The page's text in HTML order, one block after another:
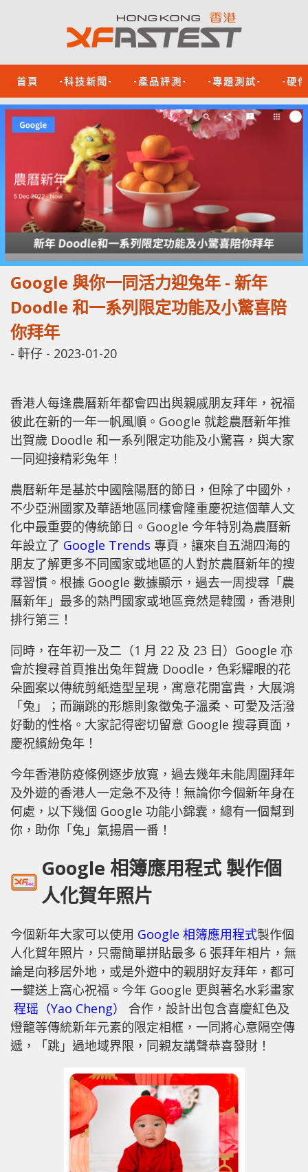
首頁 -科技新聞- -產品評測- -專題測試- -硬
Google 與你一同活力迎兔年 - 新年
Doodle 和一系列限定功能及小驚喜陪
你拜年
- 軒仔 - 2023-01-20
香港人每逢農曆新年都會四出與親戚朋友拜年，祝福
彼此在新的一年一帆風順。Google 就趁農曆新年推
出賀歲 Doodle 和一系列限定功能及小驚喜，與大家
一同迎接精彩兔年！
農曆新年是基於中國陰陽曆的節日，但除了中國外，
不少亞洲國家及華語地區同樣會隆重慶祝這個華人文
化中最重要的傳統節日。Google 今年特別為農曆新
年設立了 Google Trends 專頁，讓來自五湖四海的
朋友了解更多不同國家或地區的人對於農曆新年的搜
尋習慣。根據 Google 數據顯示，過去一周搜尋「農
曆新年」最多的熱門國家或地區竟然是韓國，香港則
排行第三！
同時，在年初一及二（1 月 22 及 23 日）Google 亦
會於搜尋首頁推出兔年賀歲 Doodle，色彩耀眼的花
朵圖案以傳統剪紙造型呈現，寓意花開富貴，大展鴻
「兔」；而蹦跳的形態則象徵兔子溫柔、可愛及活潑
好動的性格。大家記得密切留意 Google 搜尋頁面，
慶祝繽紛兔年！
今年香港防疫條例逐步放寬，過去幾年未能周圍拜年
及外遊的香港人一定急不及待！無論你今個新年身在
何處，以下幾個 Google 功能小錦囊，總有一個幫到
你，助你「兔」氣揚眉一番！
Google 相簿應用程式 製作個
人化賀年照片
今個新年大家可以使用 Google 相簿應用程式製作個
人化賀年照片，只需簡單拼貼最多 6 張拜年相片，無
論是向移居外地，或是外遊中的親朋好友拜年，都可
一鍵送上窩心祝福。今年 Google 更與著名水彩畫家
程瑶（Yao Cheng）
合作，設計出包含喜慶紅色及
燈籠等傳統新年元素的限定相框，一同將心意隔空傳
遞，「跳」過地域界限，同親友講聲恭喜發財！